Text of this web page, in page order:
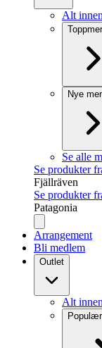
Alt
Nye
Se alle
Se produkter
Fjällräven
Se produkter
Patagonia
Arrangement
Bli medlem
Outlet
Alt